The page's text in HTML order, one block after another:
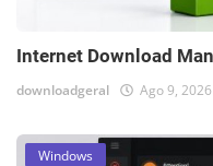
Internet Download
downloadgeral Ago 9, 2026
Windows